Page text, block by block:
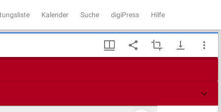
Kalender Suche digiPress Hilfe